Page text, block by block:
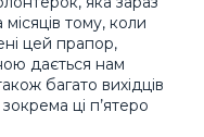
тому, коли
цей прапор,
дається нам
багато вихідців
ці п’ятеро